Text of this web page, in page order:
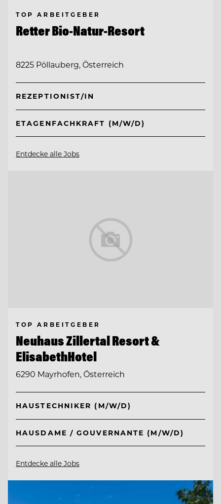
TOP ARBEITGEBER
Retter Bio-Natur-Resort
8225 Pöllauberg, Österreich
REZEPTIONIST/IN
ETAGENFACHKRAFT (M/W/D)
Entdecke alle Jobs
TOP ARBEITGEBER
Neuhaus Zillertal Resort &
ElisabethHotel
6290 Mayrhofen, Österreich
HAUSTECHNIKER (M/W/D)
HAUSDAME / GOUVERNANTE (M/W/D)
Entdecke alle Jobs